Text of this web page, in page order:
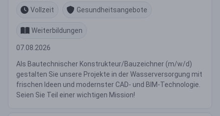
Vollzeit
Gesundheitsangebote
Weiterbildungen
07.08.2026
Als Bautechnischer Konstrukteur/Bauzeichner (m/w/d)
gestalten Sie unsere Projekte in der Wasserversorgung mit
frischen Ideen und modernster CAD- und BIM-Technologie.
Seien Sie Teil einer wichtigen Mission!